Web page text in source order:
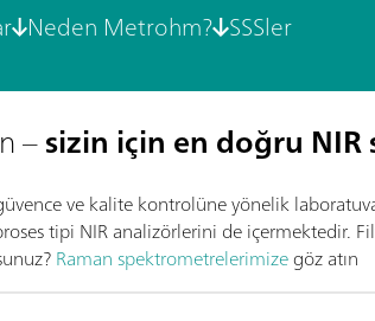
Neden Metrohm? SSSler
–sizin için en doğru
ve kalite kontrolüne yönelik
tipi NIR analizörlerini de içermektedir.
Raman spektrometrelerimizegöz atın